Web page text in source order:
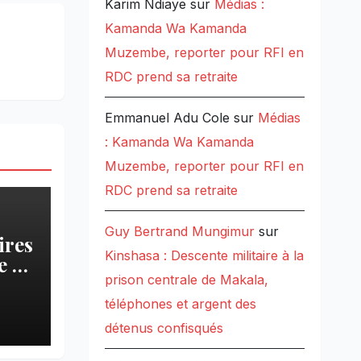
» :
Karim Ndiaye sur Médias :
Kamanda Wa Kamanda
Muzembe, reporter pour RFI en
RDC prend sa retraite
Emmanuel Adu Cole sur Médias
: Kamanda Wa Kamanda
Muzembe, reporter pour RFI en
RDC prend sa retraite
Guy Bertrand Mungimursur
Kinshasa : Descente militaire à la
prison centrale de Makala,
téléphones et argent des
détenus confisqués